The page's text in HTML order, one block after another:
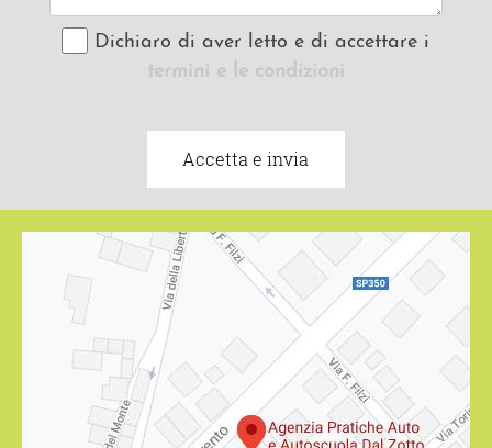
Dichiaro di aver letto e di accettare i
termini e le condizioni
Accetta e invia